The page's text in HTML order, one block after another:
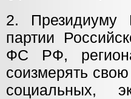
2. Президиуму
партии
ФС РФ,
соизмерять
социальных,